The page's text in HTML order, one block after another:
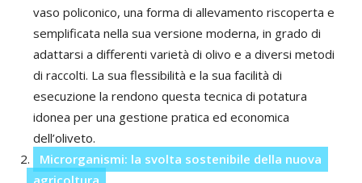
vaso policonico, una forma di allevamento riscoperta e
semplificata nella sua versione moderna, in grado di
adattarsi a differenti varietà di olivo e a diversi metodi
di raccolti. La sua flessibilità e la sua facilità di
esecuzione la rendono questa tecnica di potatura
idonea per una gestione pratica ed economica
dell’oliveto.
Microrganismi: la svolta sostenibile della nuova
agricoltura